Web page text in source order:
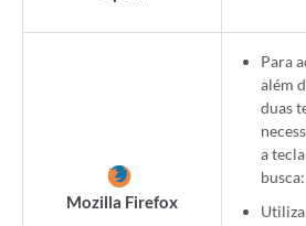
Mozilla Firefox
Para
além
duas
a